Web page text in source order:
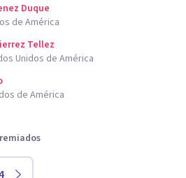
Duque
de América
Tellez
Unidos de América
de América